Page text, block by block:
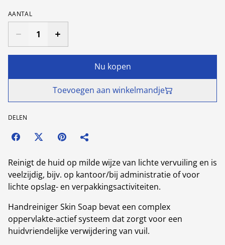
AANTAL
Nu kopen
Toevoegen aan winkelmandje
DELEN
Reinigt de huid op milde wijze van lichte vervuiling en is
veelzijdig, bijv. op kantoor/bij administratie of voor
lichte opslag- en verpakkingsactiviteiten.
Handreiniger Skin Soap bevat een complex
oppervlakte-actief systeem dat zorgt voor een
huidvriendelijke verwijdering van vuil.